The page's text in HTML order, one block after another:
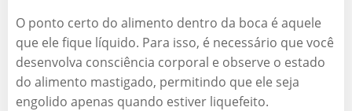
O ponto certo do alimento dentro da boca é aquele
que ele fique líquido. Para isso, é necessário que você
desenvolva consciência corporal e observe o estado
do alimento mastigado, permitindo que ele seja
engolido apenas quando estiver liquefeito.